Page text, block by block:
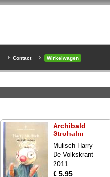
Contact Winkelwagen
Archibald
Strohalm
Mulisch Harry
De Volkskrant
2011
€ 5.95